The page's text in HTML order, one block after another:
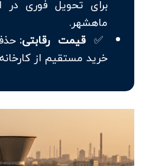
برای تحویل فوری در
ماهشهر.
✅ قیمت رقابتی:
خرید مستقیم از